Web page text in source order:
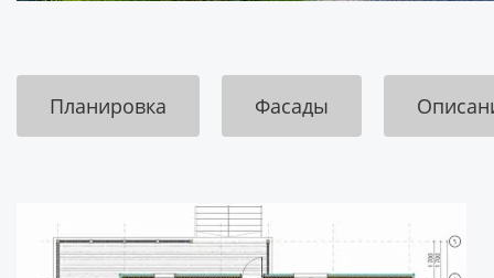
Планировка Фасады